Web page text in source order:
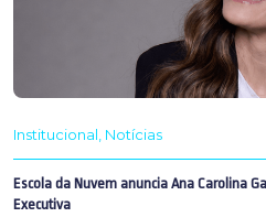
Institucional Notícias
Escola da Nuvem anuncia Ana Carolina
Executiva